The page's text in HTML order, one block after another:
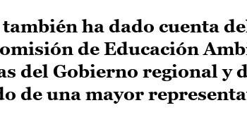
ha dado cuenta
de Educación
del Gobierno regional y
de una mayor